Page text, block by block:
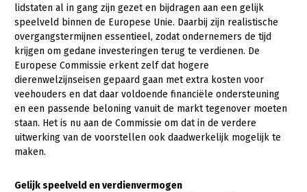
lidstaten al in gang zijn gezet en bijdragen aan een gelijk
speelveld binnen de Europese Unie. Daarbij zijn realistische
overgangstermijnen essentieel, zodat ondernemers de tijd
krijgen om gedane investeringen terug te verdienen. De
Europese Commissie erkent zelf dat hogere
dierenwelzijnseisen gepaard gaan met extra kosten voor
veehouders en dat daar voldoende financiële ondersteuning
en een passende beloning vanuit de markt tegenover moeten
staan. Het is nu aan de Commissie om dat in de verdere
uitwerking van de voorstellen ook daadwerkelijk mogelijk te
maken.
Gelijk speelveld en verdienvermogen